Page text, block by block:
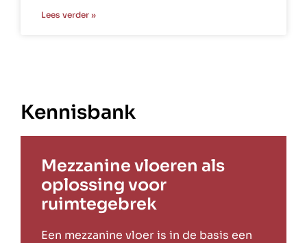
Lees verder »
Kennisbank
Mezzanine vloeren als
oplossing voor
ruimtegebrek
Een mezzanine vloer is in de basis een